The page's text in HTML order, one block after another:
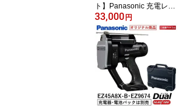
ト】Panasonic 充電レシ
プロソーEZ47A1X-B 本
体のみ (充電器・電池パ
ック別売)＋プラスチック
ケースEZ9675 [パナソニ
ック]
33,000円